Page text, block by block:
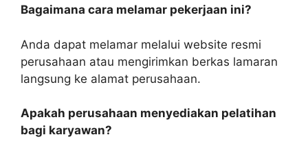
Bagaimana cara melamar pekerjaan ini?
Anda dapat melamar melalui website resmi
perusahaan atau mengirimkan berkas lamaran
langsung ke alamat perusahaan.
Apakah perusahaan menyediakan pelatihan
bagi karyawan?